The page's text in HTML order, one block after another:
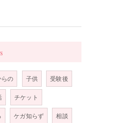
らの 子供 受験後
チケット
ケガ知らず 相談